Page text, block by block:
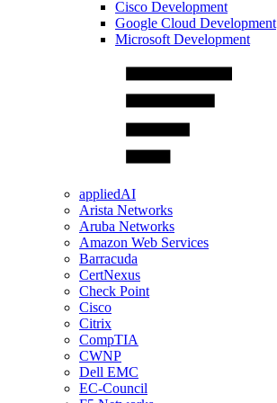
Cisco Development
Google Cloud Development
Microsoft Development
appliedAI
Arista Networks
Aruba Networks
Amazon Web Services
Barracuda
CertNexus
Check Point
Cisco
Citrix
CompTIA
CWNP
Dell EMC
EC-Council